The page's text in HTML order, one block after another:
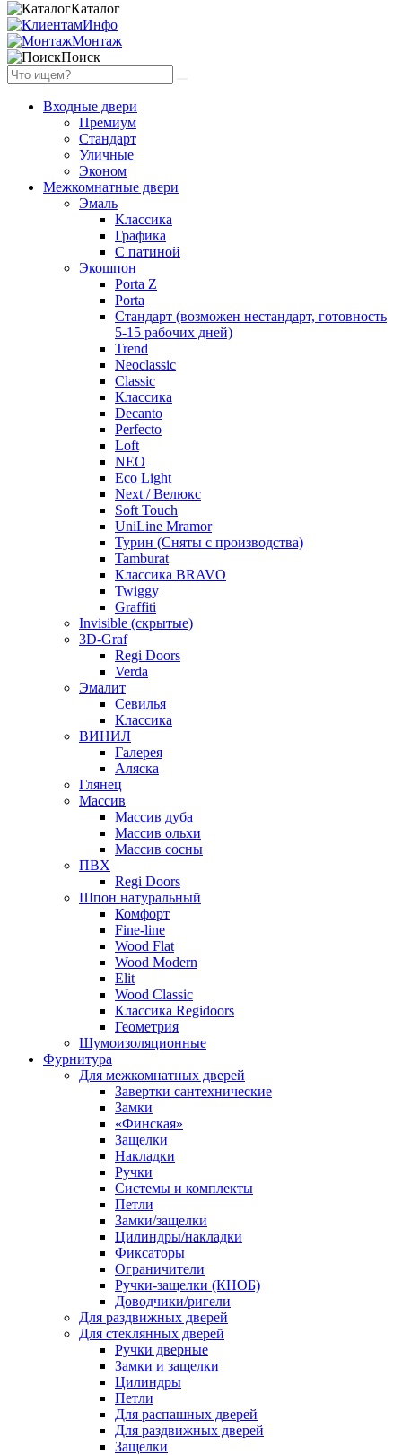
Каталог
Инфо
Монтаж
Поиск
Входные двери
Премиум
Стандарт
Уличные
Эконом
Межкомнатные двери
Эмаль
Классика
Графика
С патиной
Экошпон
Porta Z
Porta
Стандарт (возможен нестандарт, готовность
5-15 рабочих дней)
Trend
Neoclassic
Classic
Классика
Decanto
Perfecto
Loft
NEO
Eco Light
Next / Велюкс
Soft Touch
UniLine Mramor
Турин (Сняты с производства)
Tamburat
Классика BRAVO
Twiggy
Graffiti
Invisible (скрытые)
3D-Graf
Regi Doors
Verda
Эмалит
Севилья
Классика
ВИНИЛ
Галерея
Аляска
Глянец
Массив
Массив дуба
Массив ольхи
Массив сосны
ПВХ
Regi Doors
Шпон натуральный
Комфорт
Fine-line
Wood Flat
Wood Modern
Elit
Wood Classic
Классика Regidoors
Геометрия
Шумоизоляционные
Фурнитура
Для межкомнатных дверей
Завертки сантехнические
Замки
«Финская»
Защелки
Накладки
Ручки
Системы и комплекты
Петли
Замки/защелки
Цилиндры/накладки
Фиксаторы
Ограничители
Ручки-защелки (КНОБ)
Доводчики/ригели
Для раздвижных дверей
Для стеклянных дверей
Ручки дверные
Замки и защелки
Цилиндры
Петли
Для распашных дверей
Для раздвижных дверей
Защелки